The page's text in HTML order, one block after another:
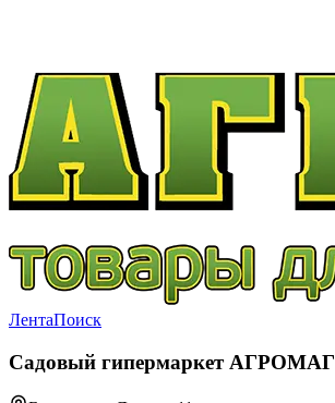
ЛентаПоиск
Садовый гипермаркет АГРОМАГ